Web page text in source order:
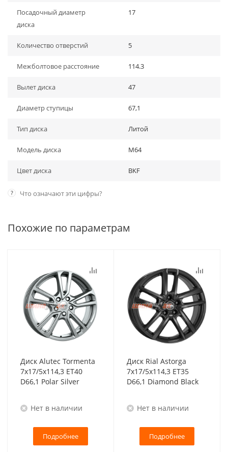
Посадочный диаметр
диска
17
Количество отверстий 5
Межболтовое расстояние 114.3
Вылет диска 47
Диаметр ступицы 67,1
Тип диска Литой
Модель диска M64
Цвет диска BKF
? Что означают эти цифры?
Похожие по параметрам
Диск Alutec Tormenta
7x17/5x114,3 ET40
D66,1 Polar Silver
Нет в наличии
Подробнее
Диск Rial Astorga
7x17/5x114,3 ET35
D66,1 Diamond Black
Нет в наличии
Подробнее